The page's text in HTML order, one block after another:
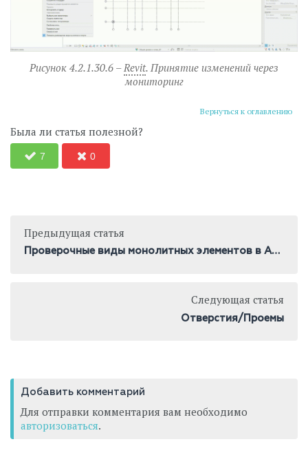
Рисунок 4.2.1.30.6 –Revit. Принятие изменений через
мониторинг
Вернуться к оглавлению
Была ли статья полезной?
7 0
Предыдущая статья
Проверочные виды монолитных элементов в АР и КР
Следующая статья
Отверстия/Проемы
Добавить комментарий
Для отправки комментария вам необходимо
авторизоваться.